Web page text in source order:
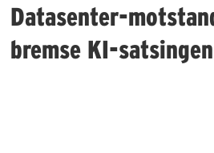
Datasenter-
bremse KI-satsingen